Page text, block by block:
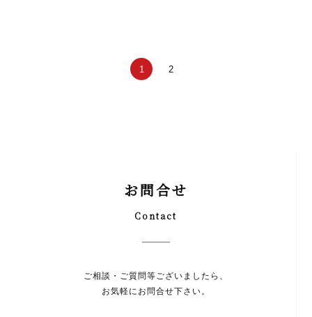
1 2
お問合せ
Contact
ご相談・ご質問等ございましたら、
お気軽にお問合せ下さい。